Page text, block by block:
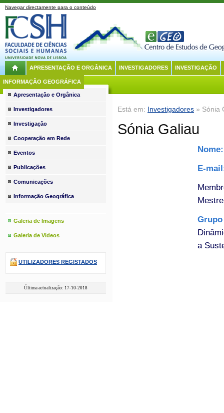
Navegar directamente para o conteúdo
APRESENTAÇÃO E ORGÂNICA INVESTIGADORES INVESTIGAÇÃO
INFORMAÇÃO GEOGRÁFICA
Está em: Investigadores » Sónia
Sónia Galiau
E-
Mestre
a
Apresentação e Orgânica
Investigadores
Investigação
Cooperação em Rede
Eventos
Publicações
Comunicações
Informação Geográfica
Galeria de Imagens
Galeria de Videos
UTILIZADORES REGISTADOS
Última actualização: 17-10-2018